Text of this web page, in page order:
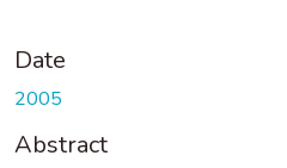
Date
2005
Abstract